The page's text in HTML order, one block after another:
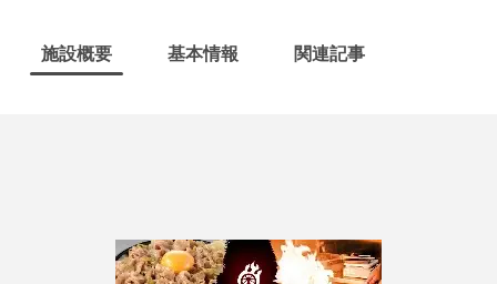
施設概要 基本情報 関連記事